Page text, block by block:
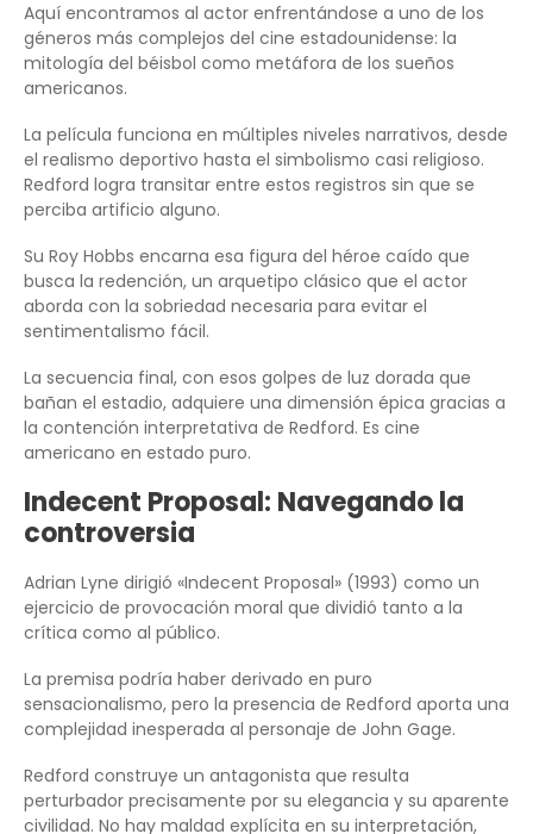
Aquí encontramos al actor enfrentándose a uno de los
géneros más complejos del cine estadounidense: la
mitología del béisbol como metáfora de los sueños
americanos.
La película funciona en múltiples niveles narrativos, desde
el realismo deportivo hasta el simbolismo casi religioso.
Redford logra transitar entre estos registros sin que se
perciba artificio alguno.
Su Roy Hobbs encarna esa figura del héroe caído que
busca la redención, un arquetipo clásico que el actor
aborda con la sobriedad necesaria para evitar el
sentimentalismo fácil.
La secuencia final, con esos golpes de luz dorada que
bañan el estadio, adquiere una dimensión épica gracias a
la contención interpretativa de Redford. Es cine
americano en estado puro.
Indecent Proposal: Navegando la
controversia
Adrian Lyne dirigió «Indecent Proposal» (1993) como un
ejercicio de provocación moral que dividió tanto a la
crítica como al público.
La premisa podría haber derivado en puro
sensacionalismo, pero la presencia de Redford aporta una
complejidad inesperada al personaje de John Gage.
Redford construye un antagonista que resulta
perturbador precisamente por su elegancia y su aparente
civilidad. No hay maldad explícita en su interpretación,